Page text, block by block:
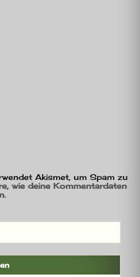
Akismet, um Spam zu
wie deine Kommentardaten